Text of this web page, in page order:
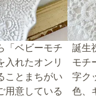
「ベビーモチ
入れたオンリ
ことまちがい
用意している
誕生
モチ
字ク
色、